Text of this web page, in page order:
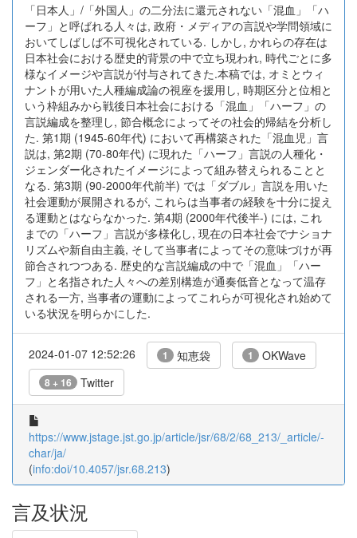
「日本人」/「外国人」の二分法に還元されない「混血」「ハ
ーフ」と呼ばれる人々は, 政府・メディアの言説や学問領域に
おいてしばしば不可視化されている. しかし, かれらの存在は
日本社会における歴史的背景の中で立ち現われ, 時代ごとに多
様なイメージや言説が付与されてきた.本稿では, オミとウィ
ナントが用いた人種編成論の視座を援用し, 時期区分と位相と
いう枠組みから戦後日本社会における「混血」「ハーフ」の
言説編成を整理し, 節合概念によってその社会的帰結を分析し
た. 第1期 (1945-60年代) において再構築された「混血児」言
説は, 第2期 (70-80年代) に現れた「ハーフ」言説の人種化・
ジェンダー化されたイメージによって組み替えられることと
なる. 第3期 (90-2000年代前半) では「ダブル」言説を用いた
社会運動が展開されるが, これらは当事者の経験を十分に捉え
る運動とはならなかった. 第4期 (2000年代後半-) には, これ
までの「ハーフ」言説が多様化し, 現在の日本社会でナショナ
リズムや新自由主義, そして当事者によってその意味づけが再
節合されつつある. 歴史的な言説編成の中で「混血」「ハー
フ」と名指された人々への差別構造が通奏低音となって温存
される一方, 当事者の運動によってこれらが可視化され始めて
いる状況を明らかにした.
2024-01-07 12:52:26 1 知恵袋 1 OKWave
8 + 16 Twitter
https://www.jstage.jst.go.jp/article/jsr/68/2/68_213/_article/-
char/ja/
(info:doi/10.4057/jsr.68.213)
言及状況